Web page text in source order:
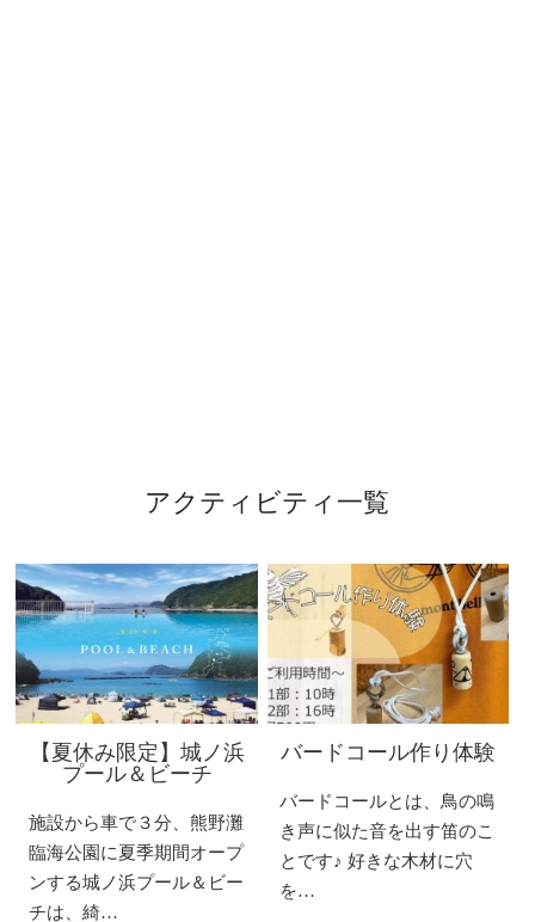
アクティビティ一覧
【夏休み限定】城ノ浜
プール＆ビーチ
施設から車で３分、熊野灘
臨海公園に夏季期間オープ
ンする城ノ浜プール＆ビー
チは、綺…
バードコール作り体験
バードコールとは、鳥の鳴
き声に似た音を出す笛のこ
とです♪ 好きな木材に穴
を…